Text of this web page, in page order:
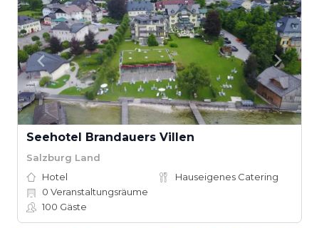
Seehotel Brandauers Villen
Salzburg Land
Hotel
Hauseigenes Catering
0 Veranstaltungsräume
100 Gäste